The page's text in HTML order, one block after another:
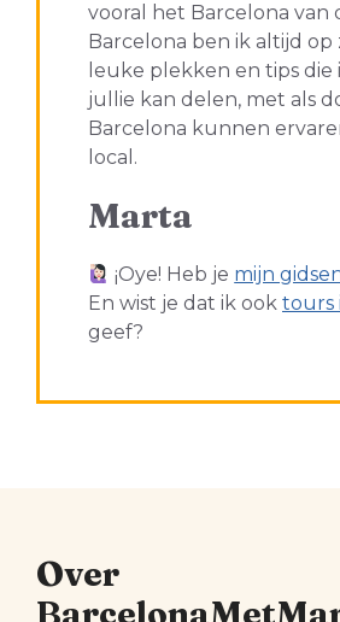
vooral het Barcelona van
Barcelona ben ik altijd op
leuke plekken en tips die
jullie kan delen, met als
Barcelona kunnen
local.
Marta
¡Oye! Heb je mijn
En wist je dat ik ook tours
geef?
Over